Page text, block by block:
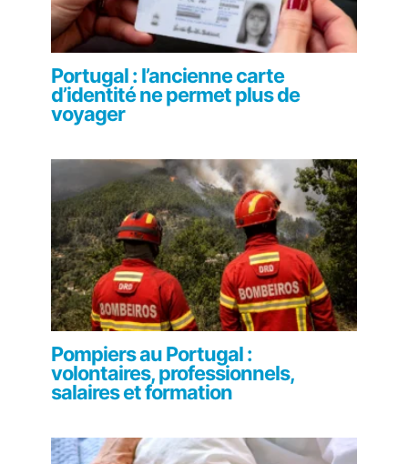
Portugal : l’ancienne carte
d’identité ne permet plus de
voyager
Pompiers au Portugal :
volontaires, professionnels,
salaires et formation